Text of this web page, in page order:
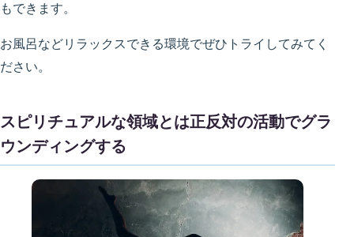
もできます。
お風呂などリラックスできる環境でぜひトライしてみてく
ださい。
スピリチュアルな領域とは正反対の活動でグラ
ウンディングする